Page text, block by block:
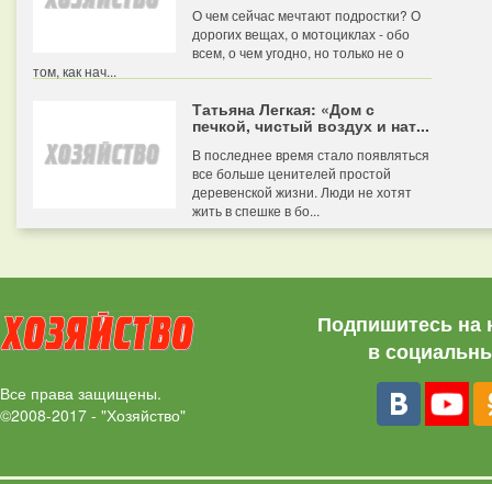
О чем сейчас мечтают подростки? О
дорогих вещах, о мотоциклах - обо
всем, о чем угодно, но только не о
том, как нач...
Татьяна Легкая: «Дом с
печкой, чистый воздух и нат...
В последнее время стало появляться
все больше ценителей простой
деревенской жизни. Люди не хотят
жить в спешке в бо...
Все права защищены.
©2008-2017 - "Хозяйство"
Подпишитесь на
в